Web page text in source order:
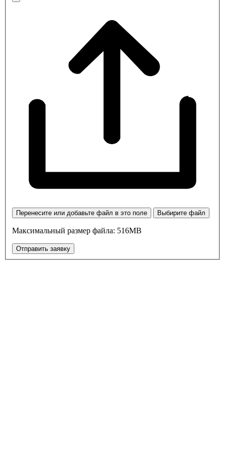
Перенесите или добавьте файл в это поле Выбирите файл
Максимальный размер файла: 516MB
Отправить заявку